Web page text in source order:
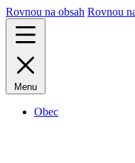
Rovnou na obsah Rovnou
Menu
Obec